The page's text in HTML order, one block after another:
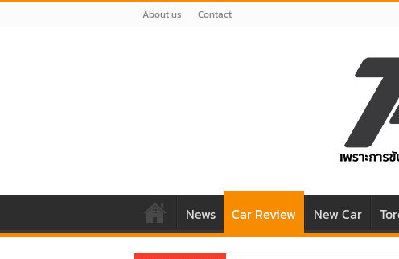
About us Contact
News Car Review New Car